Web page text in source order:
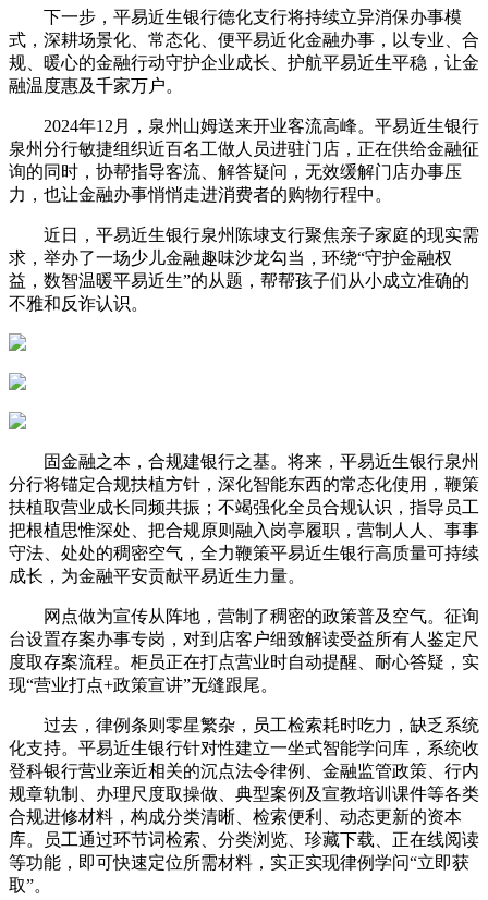
下一步，平易近生银行德化支行将持续立异消保办事模
式，深耕场景化、常态化、便平易近化金融办事，以专业、合
规、暖心的金融行动守护企业成长、护航平易近生平稳，让金
融温度惠及千家万户。
2024年12月，泉州山姆送来开业客流高峰。平易近生银行
泉州分行敏捷组织近百名工做人员进驻门店，正在供给金融征
询的同时，协帮指导客流、解答疑问，无效缓解门店办事压
力，也让金融办事悄悄走进消费者的购物行程中。
近日，平易近生银行泉州陈埭支行聚焦亲子家庭的现实需
求，举办了一场少儿金融趣味沙龙勾当，环绕“守护金融权
益，数智温暖平易近生”的从题，帮帮孩子们从小成立准确的
不雅和反诈认识。
固金融之本，合规建银行之基。将来，平易近生银行泉州
分行将锚定合规扶植方针，深化智能东西的常态化使用，鞭策
扶植取营业成长同频共振；不竭强化全员合规认识，指导员工
把根植思惟深处、把合规原则融入岗亭履职，营制人人、事事
守法、处处的稠密空气，全力鞭策平易近生银行高质量可持续
成长，为金融平安贡献平易近生力量。
网点做为宣传从阵地，营制了稠密的政策普及空气。征询
台设置存案办事专岗，对到店客户细致解读受益所有人鉴定尺
度取存案流程。柜员正在打点营业时自动提醒、耐心答疑，实
现“营业打点+政策宣讲”无缝跟尾。
过去，律例条则零星繁杂，员工检索耗时吃力，缺乏系统
化支持。平易近生银行针对性建立一坐式智能学问库，系统收
登科银行营业亲近相关的沉点法令律例、金融监管政策、行内
规章轨制、办理尺度取操做、典型案例及宣教培训课件等各类
合规进修材料，构成分类清晰、检索便利、动态更新的资本
库。员工通过环节词检索、分类浏览、珍藏下载、正在线阅读
等功能，即可快速定位所需材料，实正实现律例学问“立即获
取”。